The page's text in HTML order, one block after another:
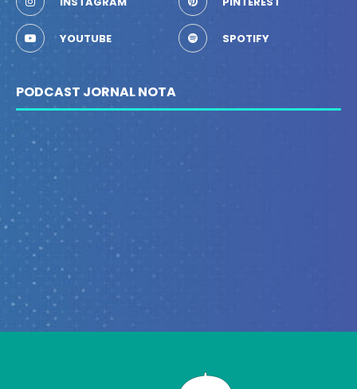
YOUTUBE SPOTIFY
PODCAST JORNAL NOTA